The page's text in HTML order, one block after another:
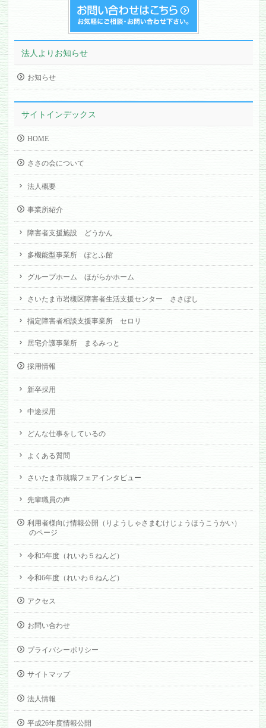
法人よりお知らせ
お知らせ
サイトインデックス
HOME
ささの会について
法人概要
事業所紹介
障害者支援施設 どうかん
多機能型事業所 ぽとふ館
グループホーム ほがらかホーム
さいたま市岩槻区障害者生活支援センター ささぼし
指定障害者相談支援事業所 セロリ
居宅介護事業所 まるみっと
採用情報
新卒採用
中途採用
どんな仕事をしているの
よくある質問
さいたま市就職フェアインタビュー
先輩職員の声
利用者様向け情報公開（りようしゃさまむけじょうほうこうかい）
のページ
令和5年度（れいわ５ねんど）
令和6年度（れいわ６ねんど）
アクセス
お問い合わせ
プライバシーポリシー
サイトマップ
法人情報
平成26年度情報公開